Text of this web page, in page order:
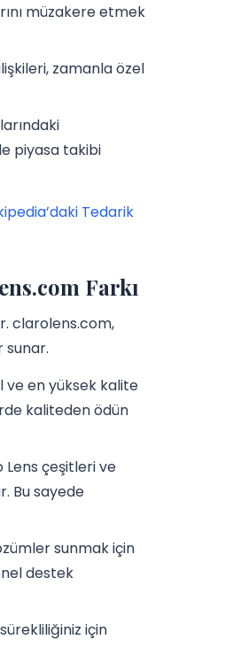
müzakere etmek
zamanla özel
piyasa takibi
Tedarik
Farkı
clarolens.com,
sunar.
ve en yüksek kalite
kaliteden ödün
Lens çeşitleri ve
Bu sayede
sunmak için
destek
için